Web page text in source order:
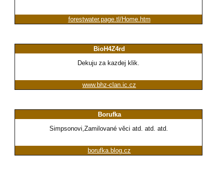
forestwater.page.tl/Home.htm
BioH4Z4rd
Dekuju za kazdej klik.
www.bhz-clan.ic.cz
Borufka
Simpsonovi,Zamilované věci atd. atd. atd.
borufka.blog.cz